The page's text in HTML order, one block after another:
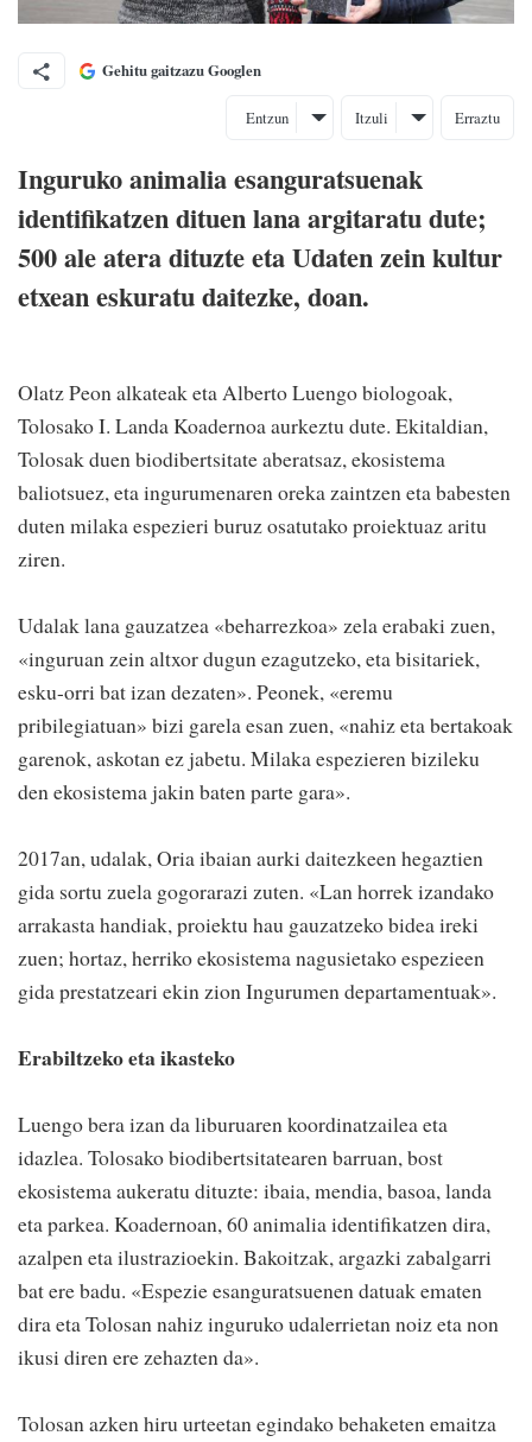
Gehitu gaitzazu Googlen
Entzun Itzuli Erraztu
Inguruko animalia esanguratsuenak
identifikatzen dituen lana argitaratu dute;
500 ale atera dituzte eta Udaten zein kultur
etxean eskuratu daitezke, doan.
Olatz Peon alkateak eta Alberto Luengo biologoak,
Tolosako I. Landa Koadernoa aurkeztu dute. Ekitaldian,
Tolosak duen biodibertsitate aberatsaz, ekosistema
baliotsuez, eta ingurumenaren oreka zaintzen eta babesten
duten milaka espezieri buruz osatutako proiektuaz aritu
ziren.
Udalak lana gauzatzea «beharrezkoa» zela erabaki zuen,
«inguruan zein altxor dugun ezagutzeko, eta bisitariek,
esku-orri bat izan dezaten». Peonek, «eremu
pribilegiatuan» bizi garela esan zuen, «nahiz eta bertakoak
garenok, askotan ez jabetu. Milaka espezieren bizileku
den ekosistema jakin baten parte gara».
2017an, udalak, Oria ibaian aurki daitezkeen hegaztien
gida sortu zuela gogorarazi zuten. «Lan horrek izandako
arrakasta handiak, proiektu hau gauzatzeko bidea ireki
zuen; hortaz, herriko ekosistema nagusietako espezieen
gida prestatzeari ekin zion Ingurumen departamentuak».
Erabiltzeko eta ikasteko
Luengo bera izan da liburuaren koordinatzailea eta
idazlea. Tolosako biodibertsitatearen barruan, bost
ekosistema aukeratu dituzte: ibaia, mendia, basoa, landa
eta parkea. Koadernoan, 60 animalia identifikatzen dira,
azalpen eta ilustrazioekin. Bakoitzak, argazki zabalgarri
bat ere badu. «Espezie esanguratsuenen datuak ematen
dira eta Tolosan nahiz inguruko udalerrietan noiz eta non
ikusi diren ere zehazten da».
Tolosan azken hiru urteetan egindako behaketen emaitza